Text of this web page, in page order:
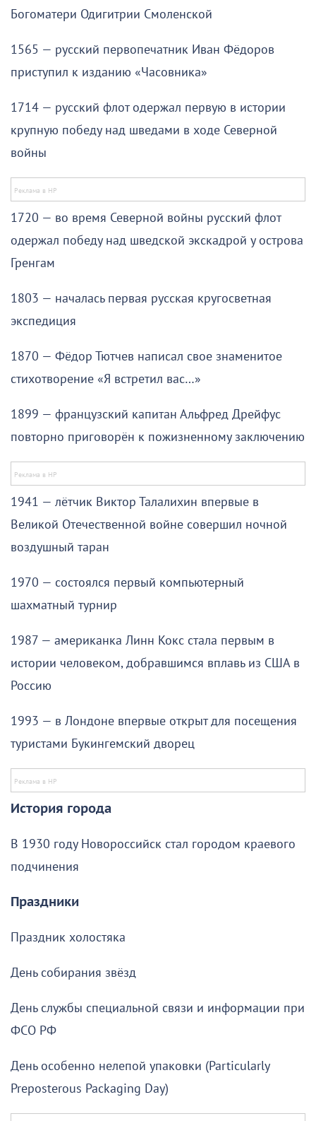
Богоматери Одигитрии Смоленской
1565 — русский первопечатник Иван Фёдоров
приступил к изданию «Часовника»
1714 — русский флот одержал первую в истории
крупную победу над шведами в ходе Северной
войны
1720 — во время Северной войны русский флот
одержал победу над шведской экскадрой у острова
Гренгам
1803 — началась первая русская кругосветная
экспедиция
1870 — Фёдор Тютчев написал свое знаменитое
стихотворение «Я встретил вас…»
1899 — французский капитан Альфред Дрейфус
повторно приговорён к пожизненному заключению
1941 — лётчик Виктор Талалихин впервые в
Великой Отечественной войне совершил ночной
воздушный таран
1970 — состоялся первый компьютерный
шахматный турнир
1987 — американка Линн Кокс стала первым в
истории человеком, добравшимся вплавь из США в
Россию
1993 — в Лондоне впервые открыт для посещения
туристами Букингемский дворец
История города
В 1930 году Новороссийск стал городом краевого
подчинения
Праздники
Праздник холостяка
День собирания звёзд
День службы специальной связи и информации при
ФСО РФ
День особенно нелепой упаковки (Particularly
Preposterous Packaging Day)